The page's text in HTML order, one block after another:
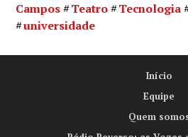
Campos
Teatro Tecnologia
universidade
Início
Equipe
Quem